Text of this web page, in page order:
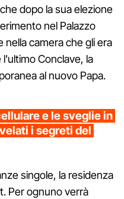
che dopo la sua elezione
nel Palazzo
camera che gli era
Conclave, la
al nuovo Papa.
e le sveglie in
i segreti del
singole, la residenza
Per ognuno verrà